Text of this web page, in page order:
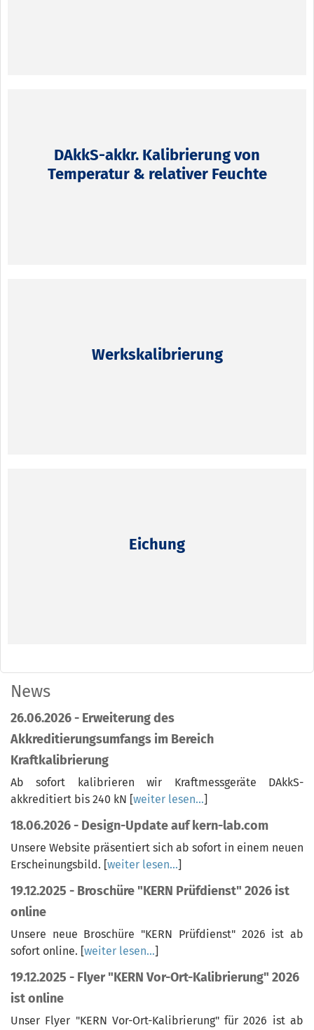
DAkkS-akkr. Kalibrierung von
Temperatur & relativer Feuchte
Werkskalibrierung
Eichung
News
26.06.2026 - Erweiterung des
Akkreditierungsumfangs im Bereich
Kraftkalibrierung
Ab sofort kalibrieren wir Kraftmessgeräte DAkkS-
akkreditiert bis 240 kN [weiter lesen...]
18.06.2026 - Design-Update auf kern-lab.com
Unsere Website präsentiert sich ab sofort in einem neuen
Erscheinungsbild. [weiter lesen...]
19.12.2025 - Broschüre "KERN Prüfdienst" 2026 ist
online
Unsere neue Broschüre "KERN Prüfdienst" 2026 ist ab
sofort online. [weiter lesen...]
19.12.2025 - Flyer "KERN Vor-Ort-Kalibrierung" 2026
ist online
Unser Flyer "KERN Vor-Ort-Kalibrierung" für 2026 ist ab